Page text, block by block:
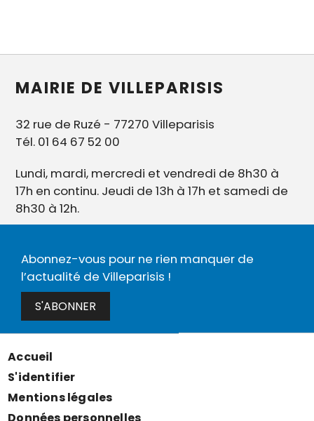
MAIRIE DE VILLEPARISIS
32 rue de Ruzé - 77270 Villeparisis
Tél. 01 64 67 52 00
Lundi, mardi, mercredi et vendredi de 8h30 à
17h en continu. Jeudi de 13h à 17h et samedi de
8h30 à 12h.
Abonnez-vous pour ne rien manquer de
l’actualité de Villeparisis !
S'ABONNER
Menu
Pied
de
Accueil
S'identifier
Mentions légales
Données personnelles